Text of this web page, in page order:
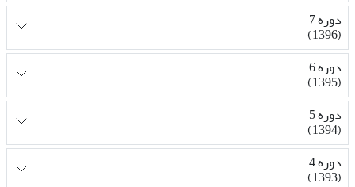
دوره 7
(1396)
دوره 6
(1395)
دوره 5
(1394)
دوره 4
(1393)